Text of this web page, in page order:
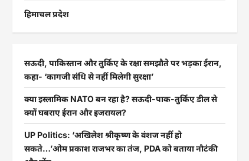
हिमाचल प्रदेश
सऊदी, पाकिस्तान और तुर्किए के रक्षा समझौते पर भड़का ईरान,
कहा- ‘कागजी संधि से नहीं मिलेगी सुरक्षा’
क्या इस्लामिक NATO बन रहा है? सऊदी-पाक-तुर्किए डील से
क्यों घबराए ईरान और इजरायल?
UP Politics: ‘अखिलेश श्रीकृष्ण के वंशज नहीं हो
सकते…’ओम प्रकाश राजभर का तंज, PDA को बताया नौटंकी